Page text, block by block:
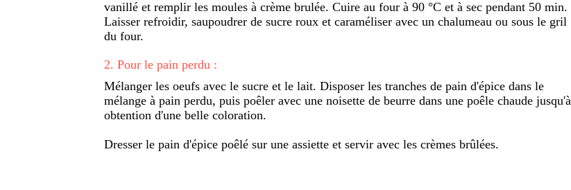
vanillé et remplir les moules à crème brulée. Cuire au four à 90 °C et à sec pendant 50 min.
Laisser refroidir, saupoudrer de sucre roux et caraméliser avec un chalumeau ou sous le gril
du four.
2. Pour le pain perdu :
Mélanger les oeufs avec le sucre et le lait. Disposer les tranches de pain d'épice dans le
mélange à pain perdu, puis poêler avec une noisette de beurre dans une poêle chaude jusqu'à
obtention d'une belle coloration.
Dresser le pain d'épice poêlé sur une assiette et servir avec les crèmes brûlées.